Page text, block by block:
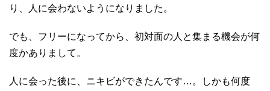
り、人に会わないようになりました。
でも、フリーになってから、初対面の人と集まる機会が何
度かありまして。
人に会った後に、ニキビができたんです…。しかも何度